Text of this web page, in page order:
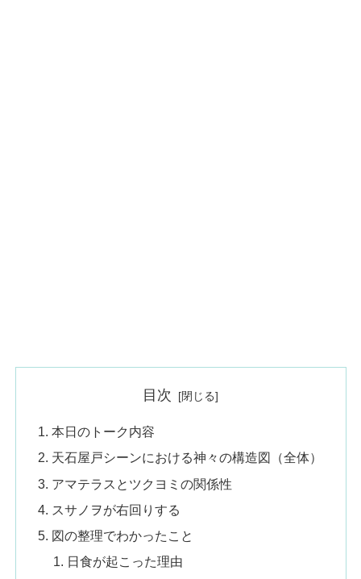
目次
本日のトーク内容
天石屋戸シーンにおける神々の構造図（全体）
アマテラスとツクヨミの関係性
スサノヲが右回りする
図の整理でわかったこと
日食が起こった理由